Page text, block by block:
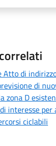
Atto di
di
zona D
interesse
ciclabili